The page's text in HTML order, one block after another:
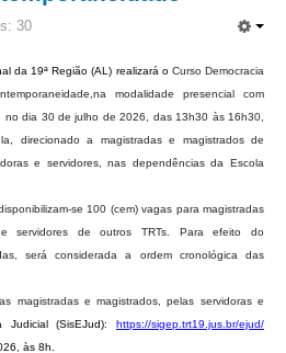
de Prazos
do TRT11
Nacionais
Digital
de TIC
30
da 19ª Região (AL) realizará oCurso Democracia
modalidade presencial com
no dia 30 de julho de 2026, das 13h30 às 16h30,
direcionado a magistradas e magistrados de
e servidores, nas dependências da Escola
se 100 (cem) vagas para magistradas
servidores de outros TRTs. Para efeito do
será considerada a ordem cronológica das
magistradas e magistrados, pelas servidoras e
Judicial (SisEJud): https://sigep.trt19.jus.br/ejud/
às 8h.